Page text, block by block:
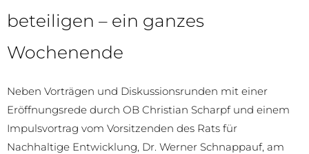
beteiligen – ein ganzes
Wochenende
Neben Vorträgen und Diskussionsrunden mit einer
Eröffnungsrede durch OB Christian Scharpf und einem
Impulsvortrag vom Vorsitzenden des Rats für
Nachhaltige Entwicklung, Dr. Werner Schnappauf, am